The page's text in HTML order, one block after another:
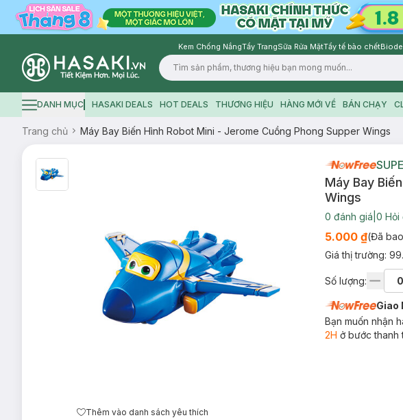
Kem Chống NắngTẩy TrangSữa Rửa MặtTẩy tế bào chết
Logo
Hamburger icon
DANH MỤC HASAKI DEALS HOT DEALS THƯƠNG HIỆU HÀNG MỚI VỀ BÁN CHẠY
Trang chủ Máy Bay Biến Hình Robot Mini - Jerome Cuồng Phong Supper Wings
Thêm vào danh sách yêu thích
Máy Bay
Wings
0 đánh giá 0 Hỏi
5.000 ₫(Đã
Giá thị trường:
Số lượng:
Giao
Bạn muốn nhận
2H ở bước thanh